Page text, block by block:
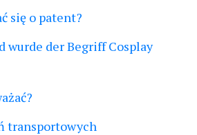
się o patent?
wurde der Begriff Cosplay
transportowych